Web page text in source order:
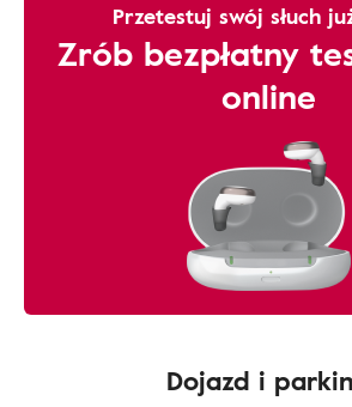
Przetestuj swój słuch
Zrób bezpłatny
online
Dojazd i